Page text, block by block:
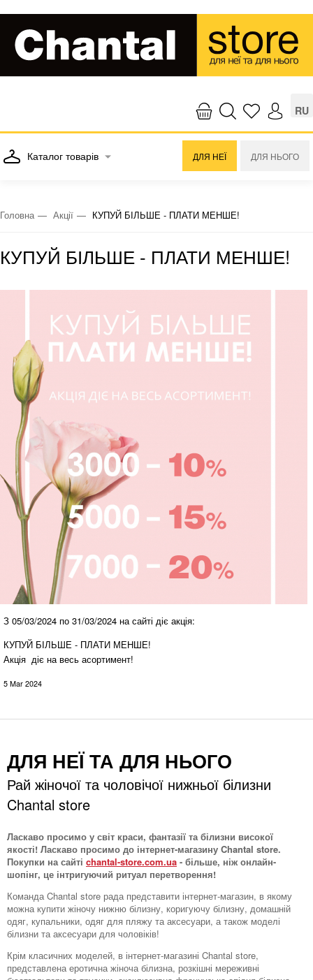
RU
Каталог товарів ДЛЯ НЕЇ ДЛЯ НЬОГО
Головна Акції КУПУЙ БІЛЬШЕ - ПЛАТИ МЕНШЕ!
КУПУЙ БІЛЬШЕ - ПЛАТИ МЕНШЕ!
З 05/03/2024 по 31/03/2024 на сайті діє акція:
КУПУЙ БІЛЬШЕ - ПЛАТИ МЕНШЕ!
Акція діє на весь асортимент!
5 Mar 2024
ДЛЯ НЕЇ ТА ДЛЯ НЬОГО
Рай жіночої та чоловічої нижньої білизни
Chantal store
Ласкаво просимо у світ краси, фантазії та білизни високої
якості! Ласкаво просимо до інтернет-магазину Chantal store.
Покупки на сайті chantal-store.com.ua - більше, ніж онлайн-
шопінг, це інтригуючий ритуал перетворення!
Команда Chantal store рада представити інтернет-магазин, в якому
можна купити жіночу нижню білизну, коригуючу білизну, домашній
одяг, купальники, одяг для пляжу та аксесуари, а також моделі
білизни та аксесуари для чоловіків!
Крім класичних моделей, в інтернет-магазині Chantal store,
представлена ​​еротична жіноча білизна, розкішні мереживні